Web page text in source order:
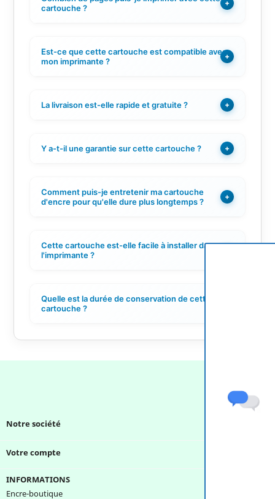
cartouche ?
+
Est-ce que cette cartouche est compatible avec
mon imprimante ?
+
La livraison est-elle rapide et gratuite ? +
Y a-t-il une garantie sur cette cartouche ? +
Comment puis-je entretenir ma cartouche
d'encre pour qu'elle dure plus longtemps ?
+
Cette cartouche est-elle facile à installer dans
l'imprimante ?
Quelle est la durée de conservation de cette
cartouche ?
Notre société
Votre compte
INFORMATIONS
Encre-boutique